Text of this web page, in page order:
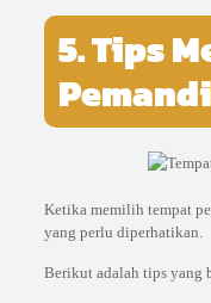
5. Tips
Ketika memilih tempat
yang perlu diperhatikan.
Berikut adalah tips yang